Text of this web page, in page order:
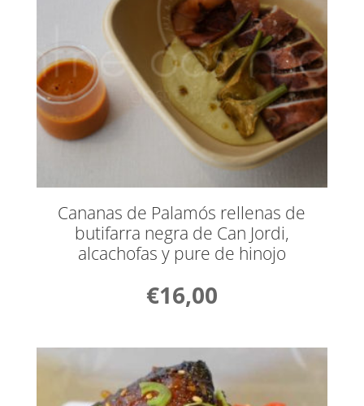
Cananas de Palamós rellenas de
butifarra negra de Can Jordi,
alcachofas y pure de hinojo
€16,00